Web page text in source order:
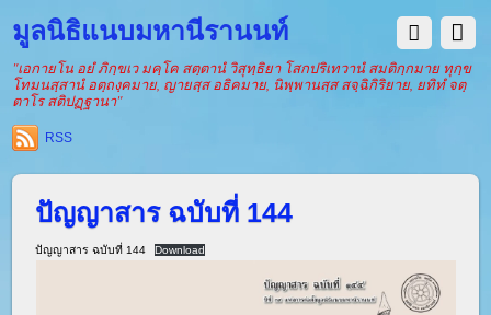
มูลนิธิแนบมหานีรานนท์
"เอกายโน อยํ ภิกฺขเว มคฺโค สตฺตานํ วิสุทฺธิยา โสกปริเทวานํ สมติกฺกมาย ทุกฺข
โทมนสฺสานํ อตฺถงฺคมาย, ญายสฺส อธิคมาย, นิพฺพานสฺส สจฺฉิกิริยาย, ยทิทํ จตฺ
ตาโร สติปฏฺฐานา"
RSS
ปัญญาสาร ฉบับที่ 144
ปัญญาสาร ฉบับที่ 144 Download